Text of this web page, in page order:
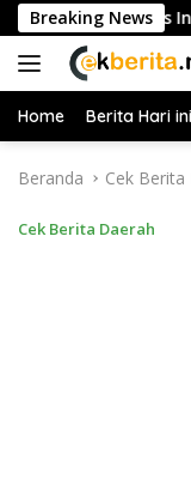
Langsung
ke
konten
Breaking News
Tenis Indonesia
Home Berita Hari ini
Beranda Cek Berita
Cek Berita Daerah